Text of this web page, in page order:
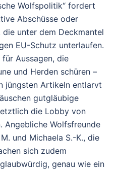
Wolfspolitik“ fordert
Abschüsse oder
die unter dem Deckmantel
EU-Schutz unterlaufen.
Aussagen, die
und Herden schüren –
jüngsten Artikeln entlarvt
gutgläubige
die Lobby von
Angebliche Wolfsfreunde
und Michaela S.-K., die
sich zudem
genau wie ein